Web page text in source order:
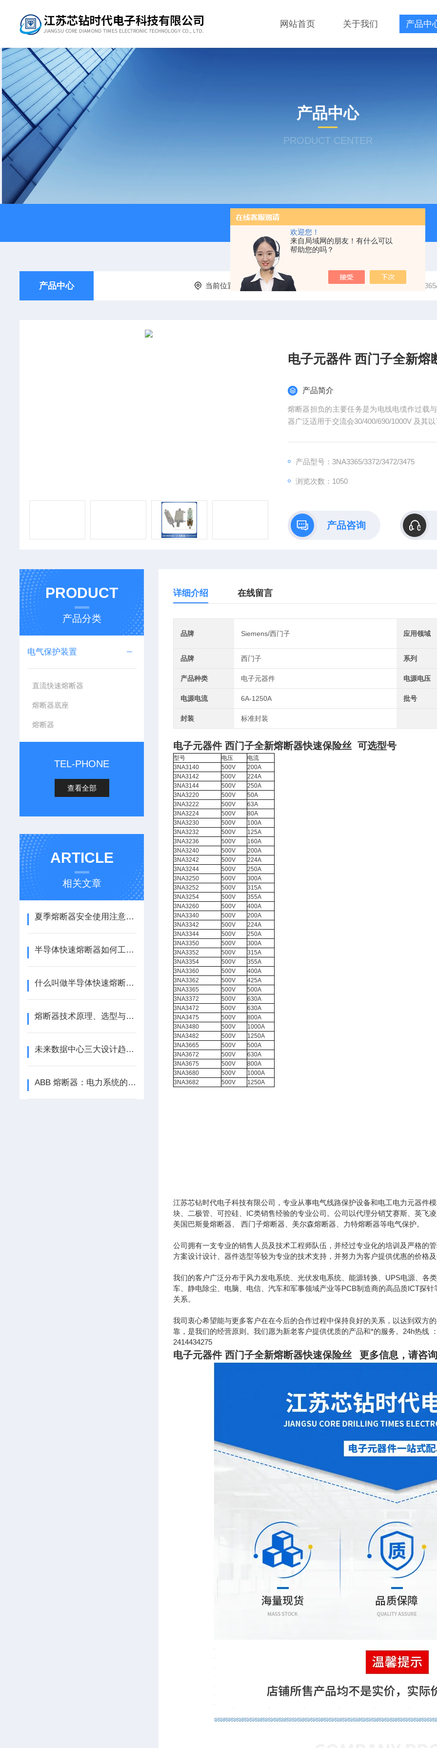
欢迎您！
来自局域网的朋友！有什么可以
帮助您的吗？
网站首页 关于我们 产品中
产品中心
PRODUCT CENTER
产品中心 当前位置：首页 产品中心 电气保护装置 熔断器
电子元器件 西门子全新熔
产品简介
熔断器担负的主要任务是为电线电缆作过载
器广泛适用于交流会30/400/690/1000V 及其
产品型号：3NA3365/3372/3472/3475
浏览次数：1050
产品咨询
PRODUCT
产品分类
电气保护装置
直流快速熔断器
熔断器底座
熔断器
TEL-PHONE
查看全部
ARTICLE
相关文章
夏季熔断器安全使用注意事项
半导体快速熔断器如何工作？
什么叫做半导体快速熔断器？
熔断器技术原理、选型与新能源应用探析
未来数据中心三大设计趋势：模块化、直流化、支持AI规模化应用
ABB 熔断器：电力系统的安全卫士，江苏芯钻时代电子科技有限公司专业供应
详细介绍 在线留言
品牌 Siemens/西门子 应用领域
品牌 西门子 系列
产品种类 电子元器件 电源电压
电源电流 6A-1250A 批号
封装 标准封装
电子元器件 西门子全新熔断器快速保险丝 可选型号
型号 电压
电流
3NA3140
500V
200A
3NA3142
500V
224A
3NA3144
500V
250A
3NA3220
500V
50A
3NA3222
500V
63A
3NA3224
500V
80A
3NA3230
500V
100A
3NA3232
500V
125A
3NA3236
500V
160A
3NA3240
500V
200A
3NA3242
500V
224A
3NA3244
500V
250A
3NA3250
500V
300A
3NA3252
500V
315A
3NA3254
500V
355A
3NA3260
500V
400A
3NA3340
500V
200A
3NA3342
500V
224A
3NA3344
500V
250A
3NA3350
500V
300A
3NA3352
500V
315A
3NA3354
500V
355A
3NA3360
500V
400A
3NA3362
500V
425A
3NA3365
500V
500A
3NA3372
500V
630A
3NA3472
500V
630A
3NA3475
500V
800A
3NA3480
500V
1000A
3NA3482
500V
1250A
3NA3665
500V
500A
3NA3672
500V
630A
3NA3675
500V
800A
3NA3680
500V
1000A
3NA3682
500V 1250A
江苏芯钻时代电子科技有限公司，专业从事电气线路保护设备和电工电力元器件
块、二极管、可控硅、IC类销售经验的专业公司。公司以代理分销艾赛斯、英飞
美国巴斯曼熔断器、 西门子熔断器、美尔森熔断器、力特熔断器等电气保护。
公司拥有一支专业的销售人员及技术工程师队伍，并经过专业化的培训及严格的
方案设计设计、器件选型等较为专业的技术支持，并努力为客户提供优惠的价格
我们的客户广泛分布于风力发电系统、光伏发电系统、能源转换、UPS电源、各
车、静电除尘、电脑、电信、汽车和军事领域产业等PCB制造商的高品质ICT探
关系。
我司衷心希望能与更多客户在在今后的合作过程中保持良好的关系，以达到双方
靠，是我们的经营原则。我们愿为新老客户提供优质的产品和*的服务。24h热线
2414434275
电子元器件 西门子全新熔断器快速保险丝 更多信息，请咨